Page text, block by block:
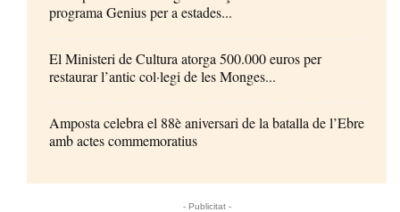
programa Genius per a estades...
El Ministeri de Cultura atorga 500.000 euros per
restaurar l’antic col·legi de les Monges...
Amposta celebra el 88è aniversari de la batalla de l’Ebre
amb actes commemoratius
- Publicitat -